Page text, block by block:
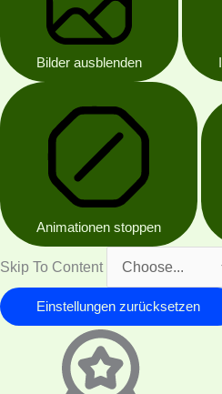
Bilder ausblenden
Animationen stoppen
Skip To Content
Einstellungen zurücksetzen